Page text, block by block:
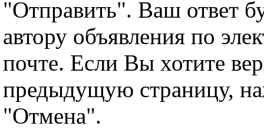
"Отправить". Ваш ответ
автору объявления по
почте. Если Вы хотите
предыдущую страницу,
"Отмена".